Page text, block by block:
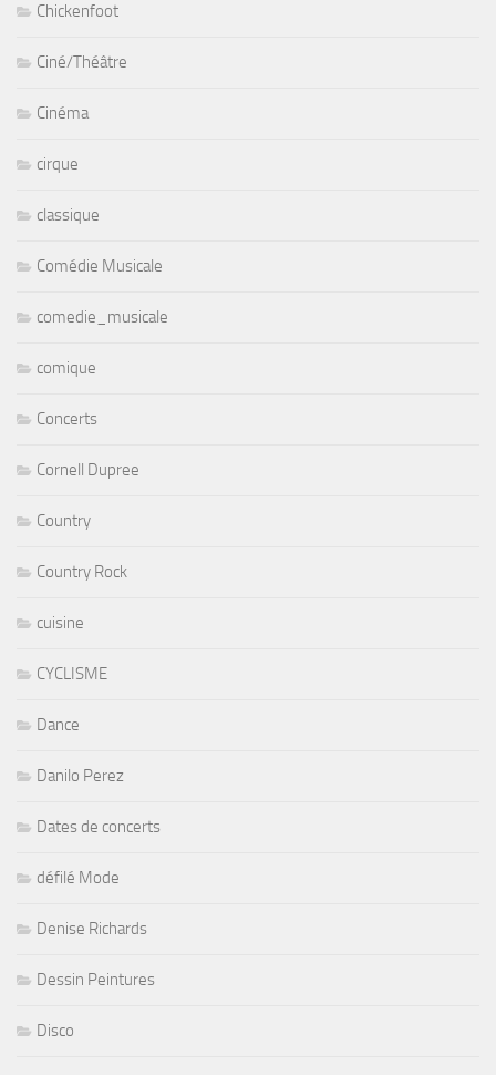
Chickenfoot
Ciné/Théâtre
Cinéma
cirque
classique
Comédie Musicale
comedie_musicale
comique
Concerts
Cornell Dupree
Country
Country Rock
cuisine
CYCLISME
Dance
Danilo Perez
Dates de concerts
défilé Mode
Denise Richards
Dessin Peintures
Disco